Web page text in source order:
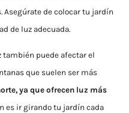
Asegúrate de colocar tu jardín
de luz adecuada.
también puede afectar el
que suelen ser más
ya que ofrecen luz más
es ir girando tu jardín cada